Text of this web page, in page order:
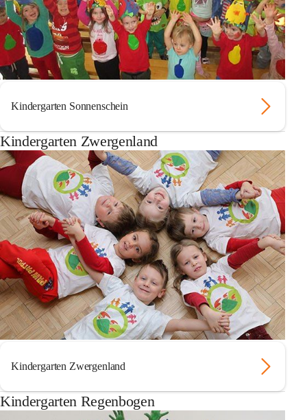
Kindergarten Sonnenschein
Kindergarten Zwergenland
Kindergarten Zwergenland
Kindergarten Regenbogen